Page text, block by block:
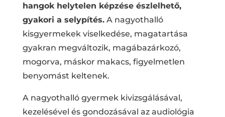
hangok helytelen képzése észlelhető,
gyakori a selypítés.A nagyothalló
kisgyermekek viselkedése, magatartása
gyakran megváltozik, magábazárkozó,
mogorva, máskor makacs, figyelmetlen
benyomást keltenek.
A nagyothalló gyermek kivizsgálásával,
kezelésével és gondozásával az audiológia